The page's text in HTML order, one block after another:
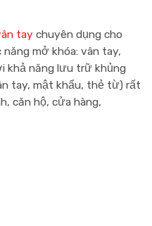
tay chuyên dụng cho
mở khóa: vân tay,
khả năng lưu trữ khủng
tay, mật khẩu, thẻ từ) rất
căn hộ, cửa hàng,